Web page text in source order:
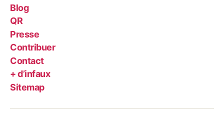
Blog
QR
Presse
Contribuer
Contact
+ d’infaux
Sitemap